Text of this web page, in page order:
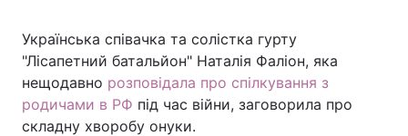
Україна Політика
Економіка Світ
Українська співачка та солістка гурту
"Лісапетний батальйон" Наталія Фаліон, яка
нещодавно розповідала про спілкування з
родичами в РФ під час війни, заговорила про
складну хворобу онуки.